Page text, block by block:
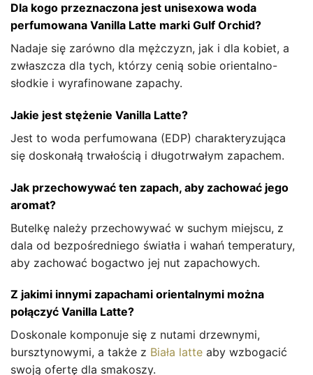
Dla kogo przeznaczona jest unisexowa woda
perfumowana Vanilla Latte marki Gulf Orchid?
Nadaje się zarówno dla mężczyzn, jak i dla kobiet, a
zwłaszcza dla tych, którzy cenią sobie orientalno-
słodkie i wyrafinowane zapachy.
Jakie jest stężenie Vanilla Latte?
Jest to woda perfumowana (EDP) charakteryzująca
się doskonałą trwałością i długotrwałym zapachem.
Jak przechowywać ten zapach, aby zachować jego
aromat?
Butelkę należy przechowywać w suchym miejscu, z
dala od bezpośredniego światła i wahań temperatury,
aby zachować bogactwo jej nut zapachowych.
Z jakimi innymi zapachami orientalnymi można
połączyć Vanilla Latte?
Doskonale komponuje się z nutami drzewnymi,
bursztynowymi, a także z Biała latte aby wzbogacić
swoją ofertę dla smakoszy.